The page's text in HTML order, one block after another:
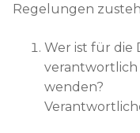
Regelungen
Wer ist für die
verantwortlich
wenden?